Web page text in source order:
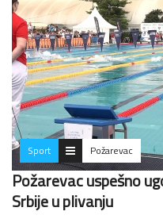
Sport Požarevac
Požarevac uspešno
Srbije u plivanju